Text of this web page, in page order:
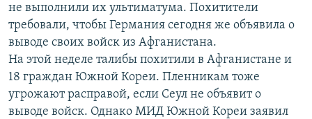
ПОДПИШИТЕСЬ НА РАССЫЛКУ
СОЦИАЛЬНЫЕ СЕТИ
не выполнили их ультиматума. Похитители
требовали, чтобы Германия сегодня же объявила о
выводе своих войск из Афганистана.
На этой неделе талибы похитили в Афганистане и
18 граждан Южной Кореи. Пленникам тоже
угрожают расправой, если Сеул не объявит о
выводе войск. Однако МИД Южной Кореи заявил